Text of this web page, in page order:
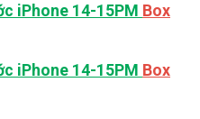
iPhone 14-15PM Box
iPhone 14-15PM Box